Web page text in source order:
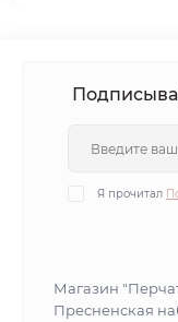
Я прочитал
Магазин
Пресненская